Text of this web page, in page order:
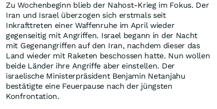
Zu Wochenbeginn blieb der Nahost-Krieg im Fokus. Der
Iran und Israel überzogen sich erstmals seit
Inkrafttreten einer Waffenruhe im April wieder
gegenseitig mit Angriffen. Israel begann in der Nacht
mit Gegenangriffen auf den Iran, nachdem dieser das
Land wieder mit Raketen beschossen hatte. Nun wollen
beide Länder ihre Angriffe aber einstellen. Der
israelische Ministerpräsident Benjamin Netanjahu
bestätigte eine Feuerpause nach der jüngsten
Konfrontation.